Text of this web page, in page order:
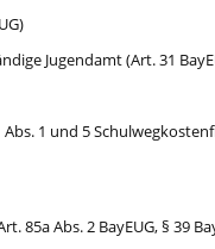
Jugendamt (Art. 31
1 und 5
85a Abs. 2 BayEUG, § 39